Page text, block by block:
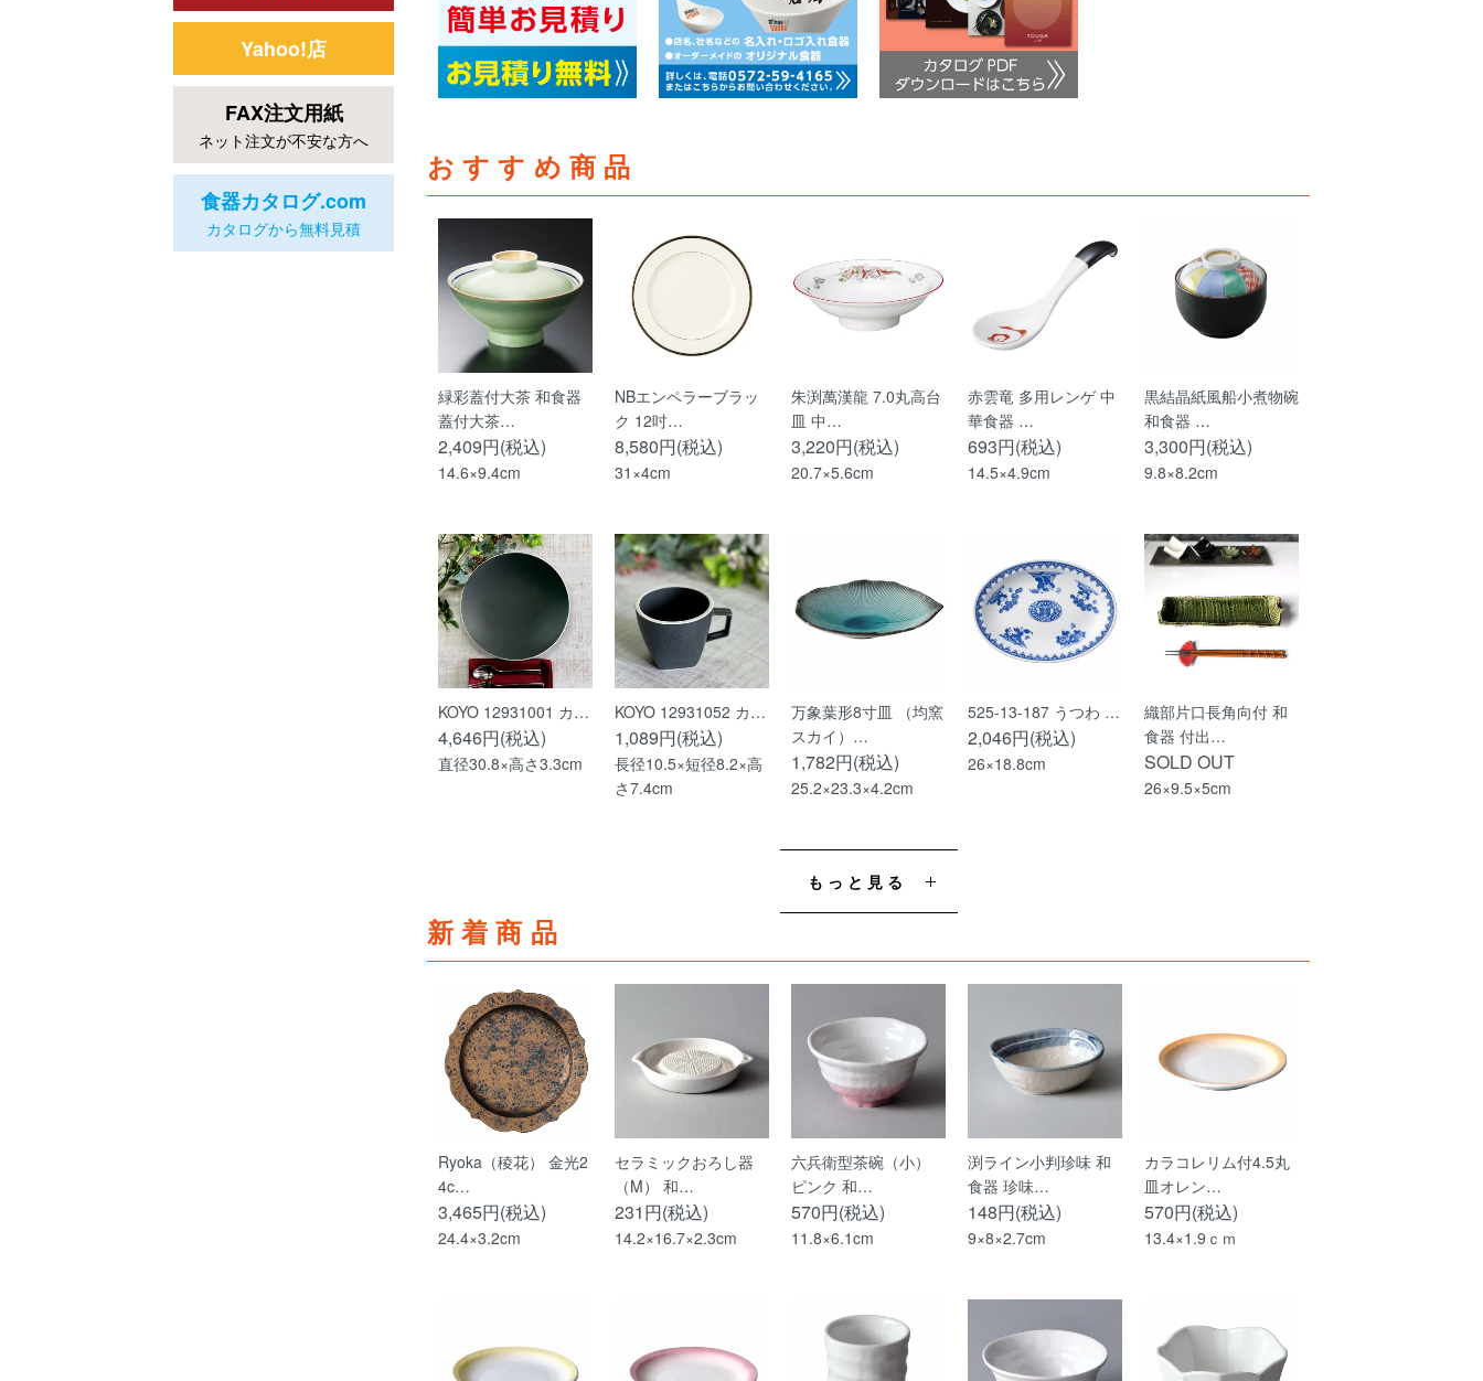
Yahoo!店
FAX注文用紙
ネット注文が不安な方へ
食器カタログ.com
カタログから無料見積
おすすめ商品
緑彩蓋付大茶 和食器
蓋付大茶…
2,409円(税込)
14.6×9.4cm
NBエンペラーブラッ
ク 12吋…
8,580円(税込)
31×4cm
朱渕萬漢龍 7.0丸高台
皿 中…
3,220円(税込)
20.7×5.6cm
赤雲竜 多用レンゲ 中
華食器 …
693円(税込)
14.5×4.9cm
黒結晶紙風船小煮物碗
和食器 …
3,300円(税込)
9.8×8.2cm
KOYO 12931001 カ…
4,646円(税込)
直径30.8×高さ3.3cm
KOYO 12931052 カ…
1,089円(税込)
長径10.5×短径8.2×高
さ7.4cm
万象葉形8寸皿 （均窯
スカイ）…
1,782円(税込)
25.2×23.3×4.2cm
525-13-187 うつわ …
2,046円(税込)
26×18.8cm
織部片口長角向付 和
食器 付出…
SOLD OUT
26×9.5×5cm
もっと見る
新着商品
Ryoka（稜花） 金光2
4c…
3,465円(税込)
24.4×3.2cm
セラミックおろし器
（M） 和…
231円(税込)
14.2×16.7×2.3cm
六兵衛型茶碗（小）
ピンク 和…
570円(税込)
11.8×6.1cm
渕ライン小判珍味 和
食器 珍味…
148円(税込)
9×8×2.7cm
カラコレリム付4.5丸
皿オレン…
570円(税込)
13.4×1.9ｃｍ